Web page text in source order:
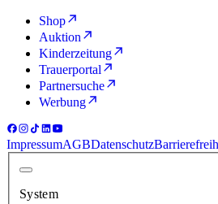
Shop
Auktion
Kinderzeitung
Trauerportal
Partnersuche
Werbung
ImpressumAGBDatenschutz
System